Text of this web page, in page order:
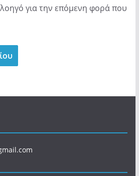
για την επόμενη φορά που